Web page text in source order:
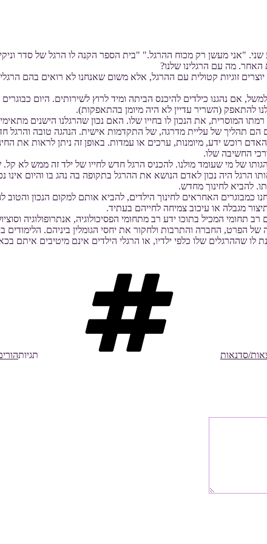
"אני מעשן רק מכוח ההרגל." "בית הספר הקנה לו הרגל של סדר
האחר. מה עם הרגלינו שלנו?
זוגיות קטולית עם ההרגל, אלא משום שאנחנו לא רואים בהם
אם נהגנו כילדים להיכנס הביתה ומיד לרוץ לשירותים. היום
להתאפק (השריר עדיין לא היה מיומן בהתאפקות).
המוסרית, את הנכון לו בחייו שלו. האם נכון שהרגלנו הישנים
הם תהליך של עליית מדרגה, של התקדמות אישית. הנהגה טובה
רוכש ידע, מיומנות, ערכים או עמדות. באופן זה ניתן לראות את
החשיבה שלו.
של מי שעומד מולנו. להכניס הרגל חדש לחייו של ילד זה ממש לא
הרגל היה נכון לאדם הנושא את ההרגל בתקופה בה נהג בו והיום אינו
להביא לחינוך מחדש.
כמבוגרים האחראים לחינוך הילדים, להביא אותם למקום הנכון
מגבלה או עיכוב צמיחה לחייהם בעתיד.
המכיל בתוכו ידע רב מתחומי הפסיכולוגיה, אנתרופולוגיה
הפרט, החברה והתרבות ולחקור את יחסי הגומלין ביניהם. הלימודים
לו שההרגלים שלו כלפי ילדיו, או הרגלי הילדים אינם מיטיבים איתם
סדנאות תגיות